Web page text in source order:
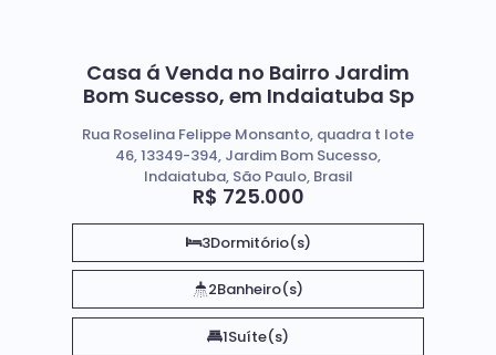
Casa á Venda no Bairro Jardim
Bom Sucesso, em Indaiatuba Sp
R$ 725.000
Rua Roselina Felippe Monsanto, quadra t lote
46, 13349-394, Jardim Bom Sucesso,
Indaiatuba, São Paulo, Brasil
3Dormitório(s)
2Banheiro(s)
1Suíte(s)